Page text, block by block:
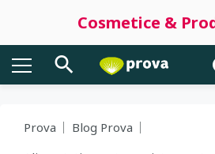
Cosmetice &
Prova
Blog Prova